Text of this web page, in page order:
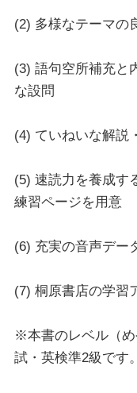
(2) 多様なテーマの
(3) 語句空所補充と
な設問
(4) ていねいな解説
(5) 速読力を養成す
練習ページを用意
(6) 充実の音声デー
(7) 桐原書店の学習
※本書のレベル（め
試・英検準2級です。